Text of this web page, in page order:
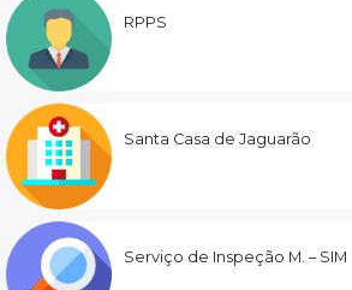
RPPS
Santa Casa de Jaguarão
Serviço de Inspeção M. – SIM